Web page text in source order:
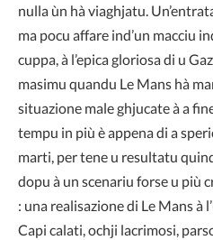
nulla ùn hà viaghjatu.
ma pocu affare ind’un macciu
cuppa, à l’epica gloriosa di u
masimu quandu Le Mans hà
situazione male ghjucate à a
tempu in più è appena di a
marti, per tene u resultatu
dopu à un scenariu forse u più
: una realisazione di Le Mans à
Capi calati, ochji lacrimosi,